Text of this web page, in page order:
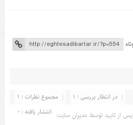
مجموع نظرات : 1
در انتظار بررسی : 1
انتشار یافته : 0 از تایید توسط مدیران سایت